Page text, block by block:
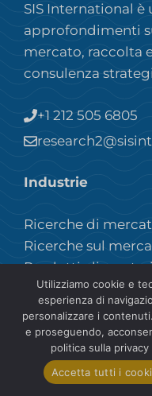
SIS International
approfondimenti
mercato, raccolta
consulenza
+1 212 505 6805
Industrie
Ricerche di
Ricerche sul
Prodotti
Ricerche di
Ricerche di
Ricerca di
della persona
Viaggi e turismo
Utilizziamo cookie e
esperienza di
personalizzare i
e proseguendo,
politica sulla
Accetta tutti i